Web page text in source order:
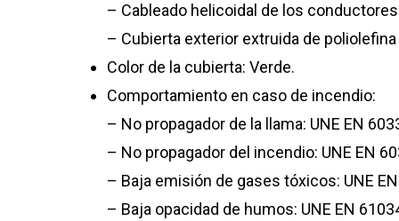
– Cableado helicoidal de los
– Cubierta exterior extruida de
Color de la cubierta: Verde.
Comportamiento en caso de incendio:
– No propagador de la llama: UNE EN
– No propagador del incendio: UNE EN
– Baja emisión de gases tóxicos: UNE
– Baja opacidad de humos: UNE EN